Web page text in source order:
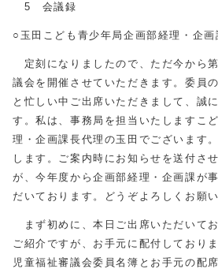
5 会議録
○玉田こども青少年局企画部経理・企画
定刻になりましたので、ただ今から
議会を開催させていただきます。委員
と忙しい中ご出席いただきまして、誠
す。私は、事務局を担当いたしますこ
理・企画課長代理の玉田でございます
します。ご案内時にお知らせを送付さ
が、今年度から企画部経理・企画課が
だいております。どうぞよろしくお願
まず初めに、本日ご出席いただいて
ご紹介ですが、お手元に配付しており
児童福祉審議会委員名簿とお手元の配